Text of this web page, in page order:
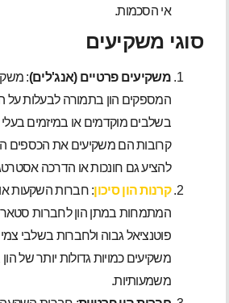
אי הסכמות.
סוגי משקיעים
משקיעים פרטיים (אנג'לים):
המספקים הון בתמורה לבעלות על
בשלבים מוקדמים או במיזמים
קרובות הם משקיעים את הכספים
להציע גם חונכות או הדרכה
קרנות הון סיכון: חברות השקעות
המתמחות במתן הון לחברות
פוטנציאל גבוה ולחברות בשלבי
משקיעים כמויות גדולות יותר של
משמעותיות.